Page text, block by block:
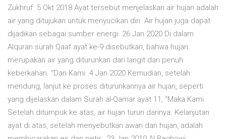
Zukhruf 5 Okt 2018 Ayat tersebut menjelaskan air hujan adalah
air yang ditujukan untuk menyucikan diri. Air hujan juga dapat
dijadikan sebagai sumber energi. 26 Jan 2020 Di dalam
Alquran surah Qaaf ayat ke-9 disebutkan, bahwa hujan
merupakan air yang diturunkan dari langit dan penuh
keberkahan. “Dan Kami 4 Jan 2020 Kemudian, setelah
mendung, lanjut ke proses diturunkannya air hujan, seperti
yang dijelaskan dalam Surah al-Qamar ayat 11, “Maka Kami
Setelah ditumpuk ke atas, air hujan turun darinya. Kelanjutan
ayat di atas, setelah menyebutkan awan dan hujan, adalah